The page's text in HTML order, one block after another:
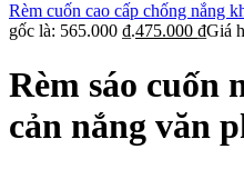
Rèm cuốn cao cấp chống nắng
gốc là: 565.000 ₫.475.000 ₫Giá
Rèm sáo cuốn
cản nắng văn